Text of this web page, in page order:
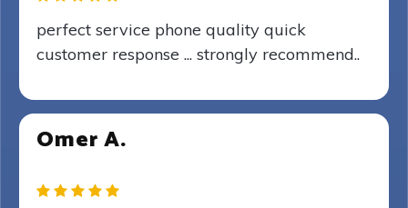
perfect service phone quality quick
customer response ... strongly recommend..
Omer A.